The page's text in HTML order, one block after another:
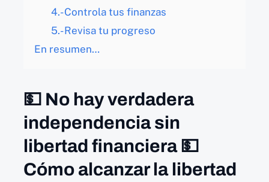
4.- Controla tus finanzas
5.- Revisa tu progreso
En resumen…
💵 No hay verdadera
independencia sin
libertad financiera 💵
Cómo alcanzar la libertad